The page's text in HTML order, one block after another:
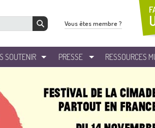
SOUTENIR PRESSE RESSOURCES
Vous êtes membre ?